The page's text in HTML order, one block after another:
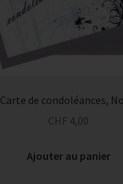
Carte de condoléances,
CHF 4,00
Ajouter au panier